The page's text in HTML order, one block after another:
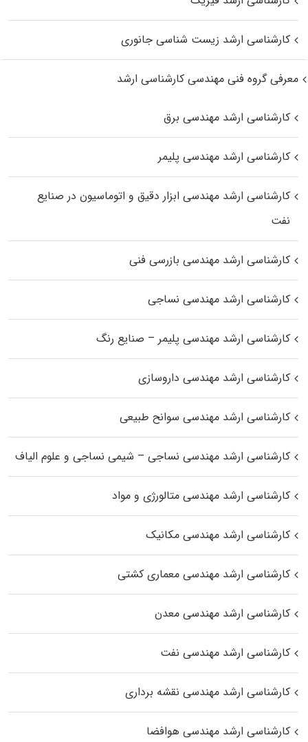
کارشناسی ارشد زیست‌ شناسی جانوری
معرفی گروه فنی مهندسی کارشناسی ارشد
کارشناسی ارشد مهندسی برق
کارشناسی ارشد مهندسی پلیمر
کارشناسی ارشد مهندسی ابزار دقیق و اتوماسیون در صنایع
نفت
کارشناسی ارشد مهندسی بازرسی فنی
کارشناسی ارشد مهندسی نساجی
کارشناسی ارشد مهندسی پلیمر – صنایع رنگ
کارشناسی ارشد مهندسی داروسازی
کارشناسی ارشد مهندسی سوانح طبیعی
کارشناسی ارشد مهندسی نساجی – شیمی نساجی و علوم الیاف
کارشناسی ارشد مهندسی متالورژی و مواد
کارشناسی ارشد مهندسی مکانیک
کارشناسی ارشد مهندسی معماری کشتی
کارشناسی ارشد مهندسی معدن
کارشناسی ارشد مهندسی نفت
کارشناسی ارشد مهندسی نقشه برداری
کارشناسی ارشد مهندسی هوافضا